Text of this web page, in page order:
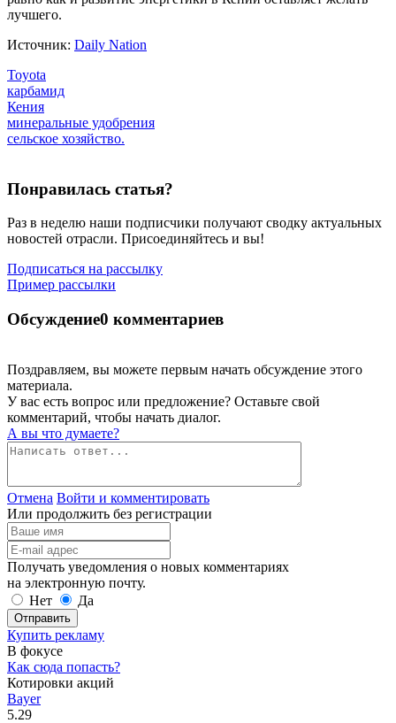
лучшего.
Источник: Daily Nation
Toyota
карбамид
Кения
минеральные удобрения
сельское хозяйство.
Понравилась статья?
Раз в неделю наши подписчики получают сводку актуальных
новостей отрасли. Присоединяйтесь и вы!
Подписаться на рассылку
Пример рассылки
Обсуждение0 комментариев
Поздравляем, вы можете первым начать обсуждение этого
материала.
У вас есть вопрос или предложение? Оставьте свой
комментарий, чтобы начать диалог.
А вы что думаете?
Отмена Войти и комментировать
Или продолжить без регистрации
Получать уведомления о новых комментариях
на электронную почту.
Нет
Да
Отправить
Купить рекламу
В фокусе
Как сюда попасть?
Котировки акций
Bayer
5.29